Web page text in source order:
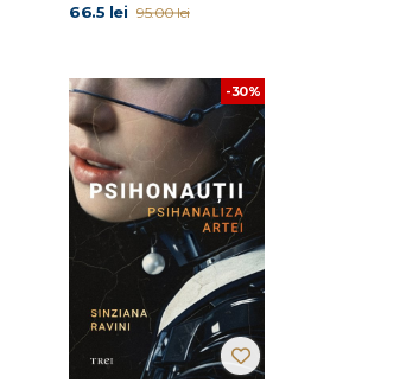
66.5 lei 95.00 lei
-30%